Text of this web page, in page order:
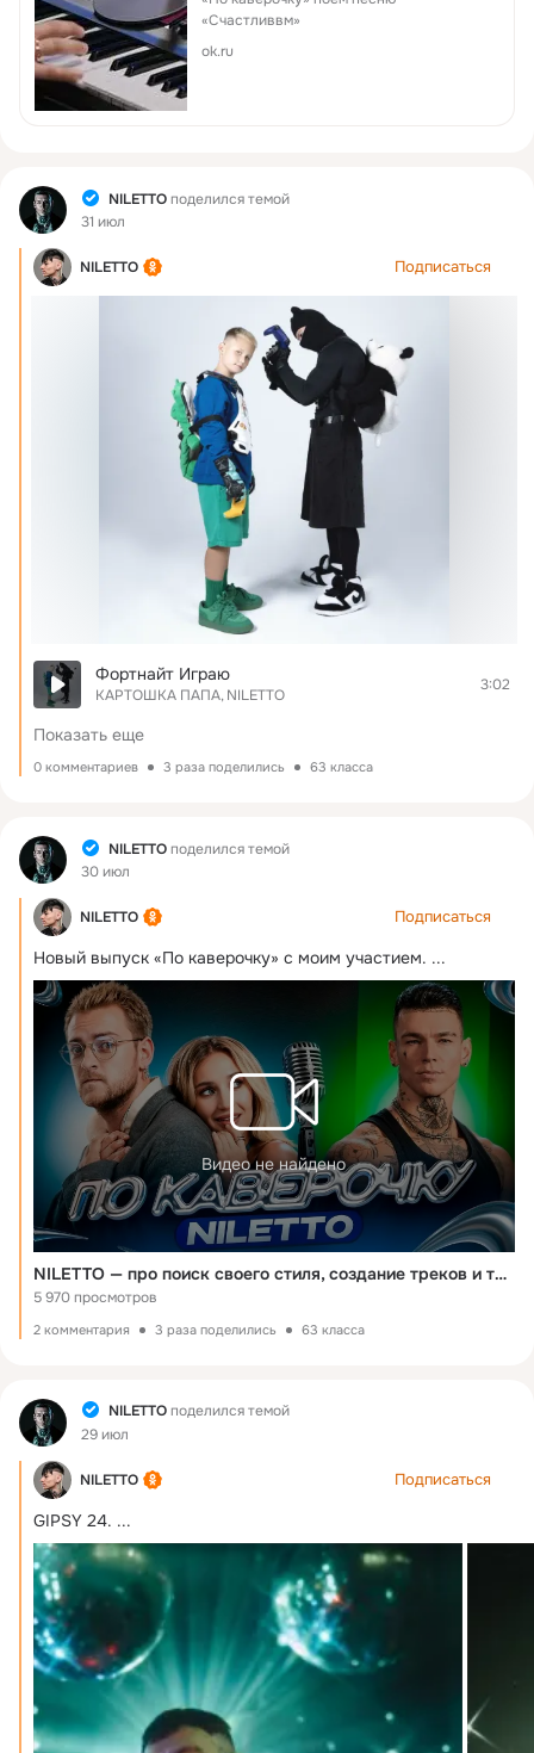
«Счастливвм»
ok.ru
Фид NILETTOподелился темой
31 июл
NILETTO Подписаться
Фортнайт Играю
КАРТОШКА ПАПА NILETTO
3:02
Показать еще
0 комментариев 3 раза поделились 63 класса
Фид NILETTOподелился темой
30 июл
NILETTO Подписаться
Новый выпуск «По каверочку» с моим участием. ...
Видео не найдено
NILETTO — про поиск своего стиля, создание треков и танцевальное прошлое | ПО КАВЕРОЧКУ | NANSI & SIDOROV
5 970 просмотров
2 комментария 3 раза поделились 63 класса
Фид NILETTOподелился темой
29 июл
NILETTO Подписаться
GIPSY 24. ...